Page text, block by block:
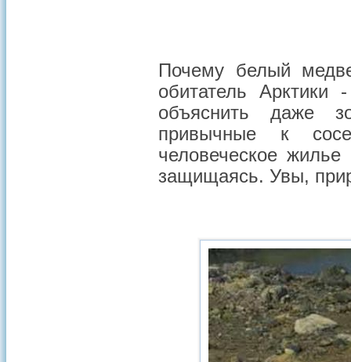
Почему белый
обитатель
объяснить даже
привычные к
человеческое
защищаясь. Увы,